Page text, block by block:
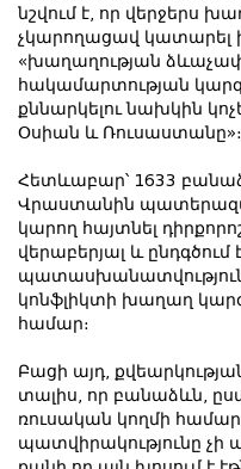
նշվում է, որ վերջերս
չկարողացավ կատարել
«խաղաղության
հակամարտության
քննարկելու նախկին
Օսիան և Ռուսաստանը»։
Հետևաբար՝ 1633
Վրաստանին
կարող հայտնել
վերաբերյալ և
կոնֆլիկտի խաղաղ
համար։
Բացի այդ,
տալիս, որ բանաձևն, ըստ
ռուսական կողմի
պատվիրակությունը չի